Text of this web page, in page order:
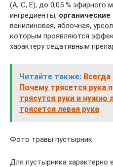
(А, С, Е), до 0,05 % эфирного
ингредиенты,
ванилиновая, яблочная,
которым проявляются
характеру седативным
Читайте также: Всегда
Почему трясется рука
трясутся руки и нужно
трясется левая рука
Фото травы пустырник
Для пустырника характерно